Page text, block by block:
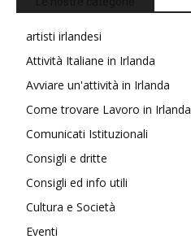
artisti irlandesi
Attività Italiane in Irlanda
Avviare un'attività in Irlanda
Come trovare Lavoro in Irlanda
Comunicati Istituzionali
Consigli e dritte
Consigli ed info utili
Cultura e Società
Eventi